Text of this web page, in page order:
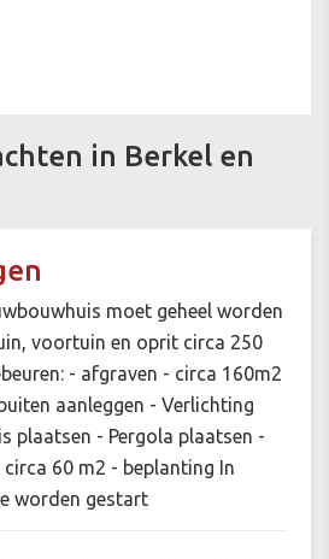
in Berkel en
moet geheel worden
voortuin en oprit circa 250
- afgraven - circa 160m2
aanleggen - Verlichting
plaatsen - Pergola plaatsen -
60 m2 - beplanting In
worden gestart